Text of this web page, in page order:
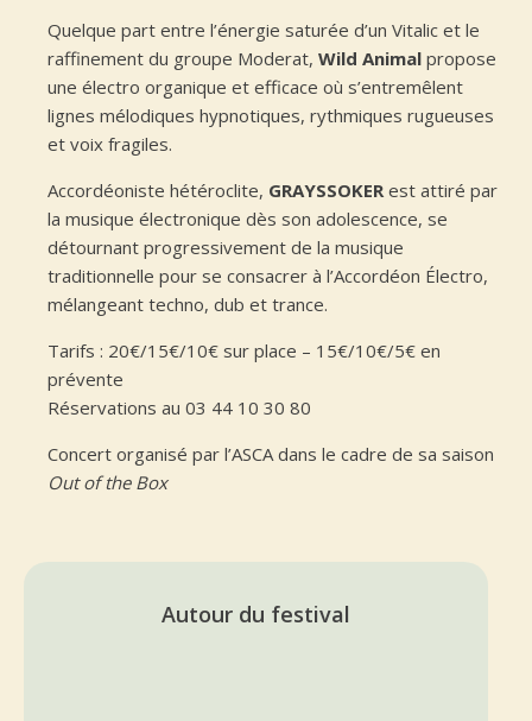
Quelque part entre l’énergie saturée d’un Vitalic et le
raffinement du groupe Moderat, Wild Animal propose
une électro organique et efficace où s’entremêlent
lignes mélodiques hypnotiques, rythmiques rugueuses
et voix fragiles.
Accordéoniste hétéroclite, GRAYSSOKERest attiré par
la musique électronique dès son adolescence, se
détournant progressivement de la musique
traditionnelle pour se consacrer à l’Accordéon Électro,
mélangeant techno, dub et trance.
Tarifs : 20€/15€/10€ sur place – 15€/10€/5€ en
prévente
Réservations au 03 44 10 30 80
Concert organisé par l’ASCA dans le cadre de sa saison
Out of the Box
Autour du festival